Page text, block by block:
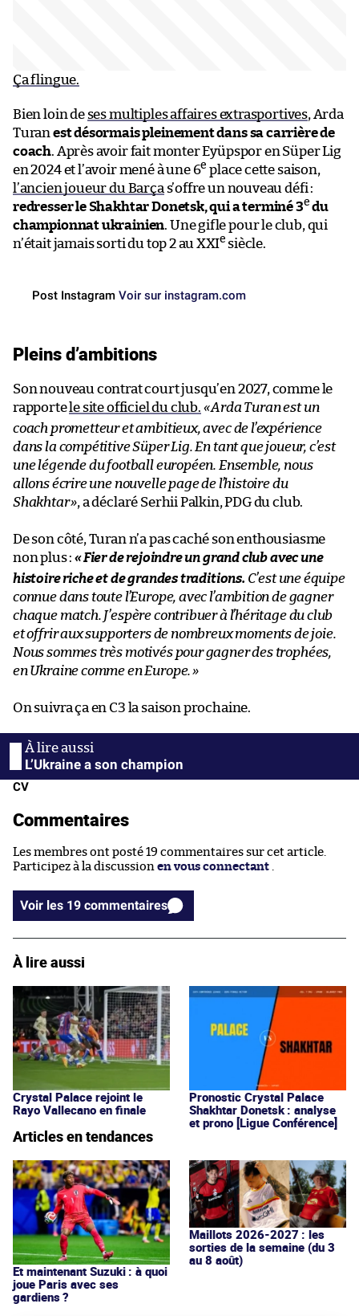
Ça flingue.
Bien loin de ses multiples affaires extrasportives, Arda
Turan est désormais pleinement dans sa carrière de
coach. Après avoir fait monter Eyüpspor en Süper Lig
en 2024 et l’avoir mené à une 6e place cette saison,
l’ancien joueur du Barça s’offre un nouveau défi :
redresser le Shakhtar Donetsk, qui a terminé 3e du
championnat ukrainien. Une gifle pour le club, qui
n’était jamais sorti du top 2 au XXIe siècle.
Post Instagram Voir sur instagram.com
Pleins d’ambitions
Son nouveau contrat court jusqu’en 2027, comme le
rapportele site officiel du club. «Arda Turan est un
coach prometteur et ambitieux, avec de l’expérience
dans la compétitive Süper Lig. En tant que joueur, c’est
une légende du football européen. Ensemble, nous
allons écrire une nouvelle page de l’histoire du
Shakhtar», a déclaré Serhii Palkin, PDG du club.
De son côté, Turan n’a pas caché son enthousiasme
non plus :«Fier de rejoindre un grand club avec une
histoire riche et de grandes traditions. C’est une équipe
connue dans toute l’Europe, avec l’ambition de gagner
chaque match. J’espère contribuer à l’héritage du club
et offrir aux supporters de nombreux moments de joie.
Nous sommes très motivés pour gagner des trophées,
en Ukraine comme en Europe.»
On suivra ça en C3 la saison prochaine.
L’Ukraine a son champion
CV
Commentaires
Les membres ont posté 19 commentaires sur cet article.
Participez à la discussion en vous connectant
Voir les 19 commentaires
À lire aussi
Crystal Palace rejoint le
Rayo Vallecano en finale
Pronostic Crystal Palace
Shakhtar Donetsk : analyse
et prono [Ligue Conférence]
Articles en tendances
Et maintenant Suzuki : à quoi
joue Paris avec ses
gardiens ?
Maillots 2026-2027 : les
sorties de la semaine (du 3
au 8 août)